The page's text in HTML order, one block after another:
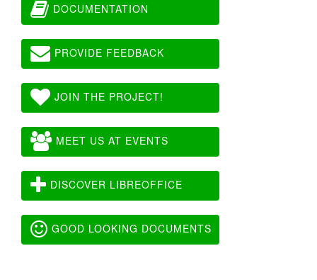
DOCUMENTATION
PROVIDE FEEDBACK
JOIN THE PROJECT!
MEET US AT EVENTS
DISCOVER LIBREOFFICE
GOOD LOOKING DOCUMENTS